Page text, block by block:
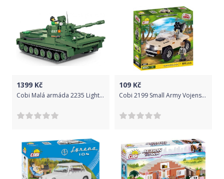
1399 Kč
Cobi Malá armáda 2235 Light amphibious tank PT-76
109 Kč
Cobi 2199 Small Army Vojenské vozidlo 100 k, 1 f